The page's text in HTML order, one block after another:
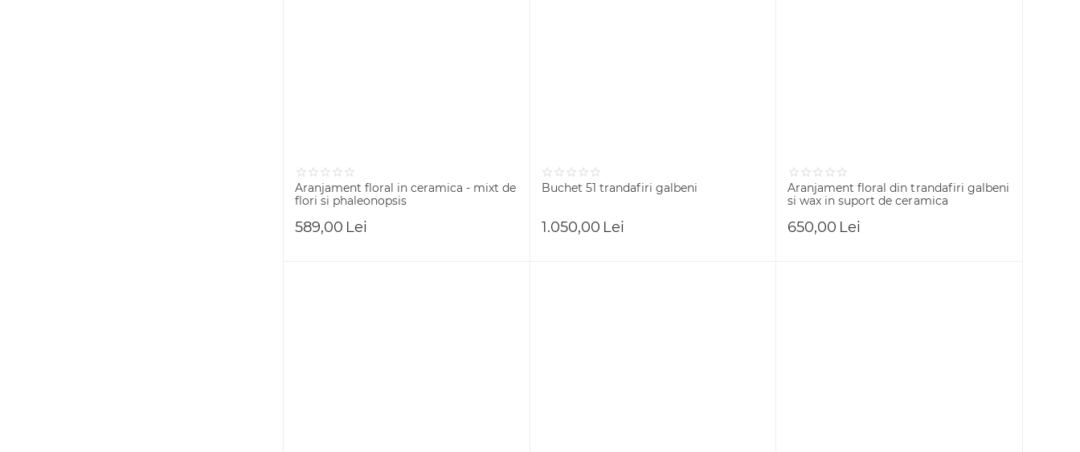
Aranjament floral in ceramica - mixt de
flori si phaleonopsis
589,00 Lei
Buchet 51 trandafiri galbeni
1.050,00 Lei
Aranjament floral din trandafiri galbeni
si wax in suport de ceramica
650,00 Lei